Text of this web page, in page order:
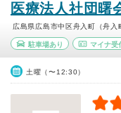
医療法人社団曙
広島県広島市中区舟入町（舟入
駐車場あり マイナ受
土曜（〜12:30）